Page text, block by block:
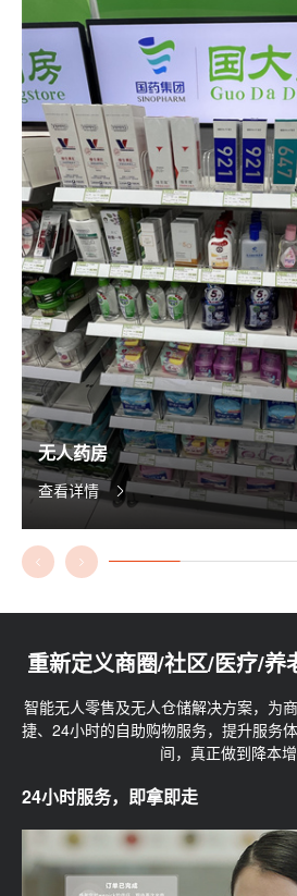
无人药房
查看详情
重新定义商圈/社区/医疗/养
智能无人零售及无人仓储解决方案，为
捷、24小时的自助购物服务，提升服务
间，真正做到降本增
24小时服务，即拿即走